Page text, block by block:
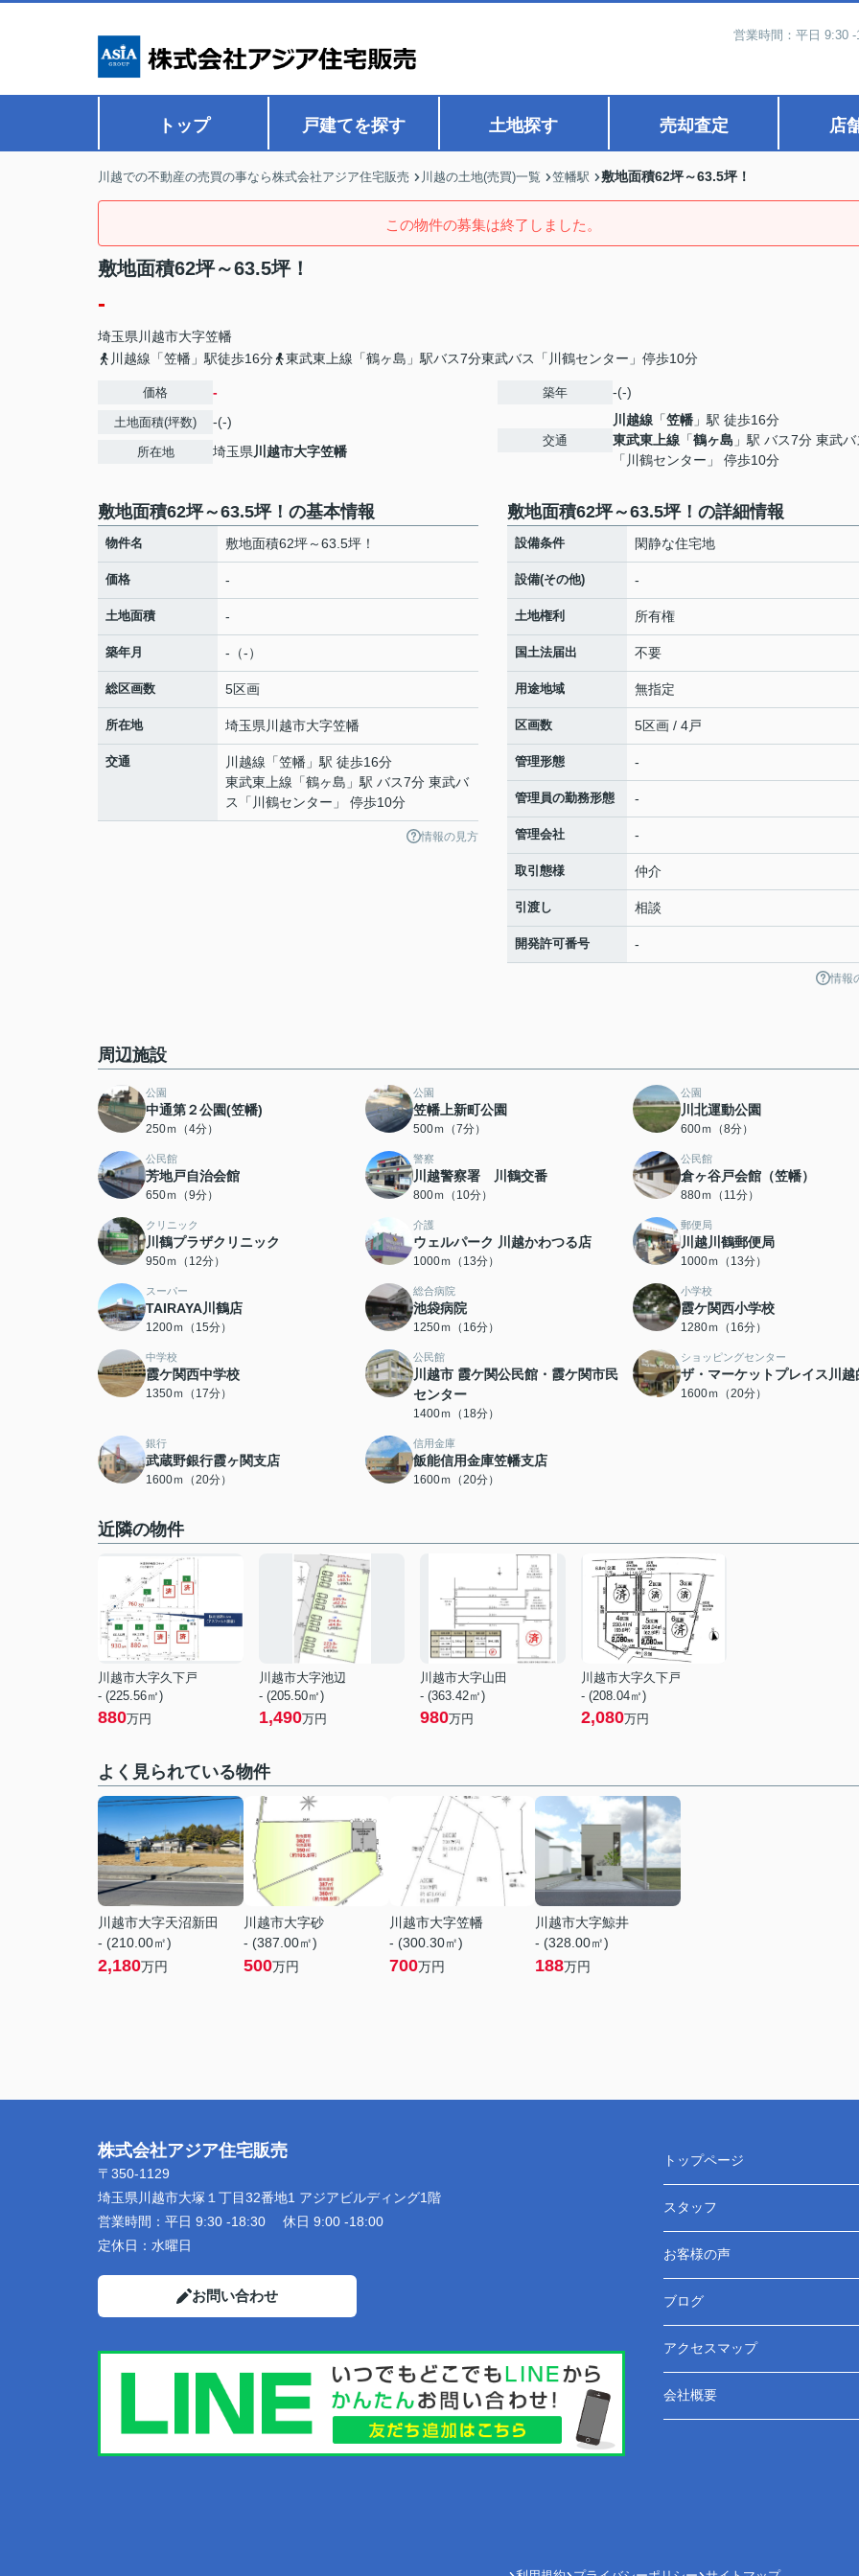
営業時間：平日
トップ 戸建てを探す 土地探す 売却査定 店
川越での不動産の売買の事なら株式会社アジア住宅販売 川越の土地(売買)一覧 笠幡駅 敷地面積62坪～63.5坪！
この物件の募集は終了しました。
敷地面積62坪～63.5坪！
-
埼玉県 川越市大字笠幡
川越線「笠幡」駅徒歩16分
東武東上線「鶴ヶ島」駅バス7分東武バス「川鶴センター」停歩10分
価格 -
土地面積(坪数) -(-)
所在地 埼玉県川越市大字笠幡
築年 -(-)
交通
川越線 「笠幡 」駅 徒歩16分
東武東上線 「鶴ヶ島 」駅 バス7分 東武バ
「川鶴センター」 停歩10分
敷地面積62坪～63.5坪！の基本情報
物件名 敷地面積62坪～63.5坪！
価格 -
土地面積 -
築年月 -（-）
総区画数 5区画
所在地 埼玉県 川越市大字笠幡
交通 川越線 「笠幡 」駅 徒歩16分
東武東上線 「鶴ヶ島 」駅 バス7分 東武バ
ス「川鶴センター」 停歩10分
情報の見方
敷地面積62坪～63.5坪！の詳細情報
設備条件 閑静な住宅地
設備(その他) -
土地権利 所有権
国土法届出 不要
用途地域 無指定
区画数 5区画 / 4戸
管理形態 -
管理員の勤務形態 -
管理会社 -
取引態様 仲介
引渡し 相談
開発許可番号 -
情報
周辺施設
公園
中通第２公園(笠幡)
250ｍ（4分）
公園
笠幡上新町公園
500ｍ（7分）
公園
川北運動公園
600ｍ（8分）
公民館
芳地戸自治会館
650ｍ（9分）
警察
川越警察署 川鶴交番
800ｍ（10分）
公民館
倉ヶ谷戸会館（笠幡）
880ｍ（11分）
クリニック
川鶴プラザクリニック
950ｍ（12分）
介護
ウェルパーク 川越かわつる店
1000ｍ（13分）
郵便局
川越川鶴郵便局
1000ｍ（13分）
スーパー
TAIRAYA川鶴店
1200ｍ（15分）
総合病院
池袋病院
1250ｍ（16分）
小学校
霞ケ関西小学校
1280ｍ（16分）
中学校
霞ケ関西中学校
1350ｍ（17分）
公民館
川越市 霞ケ関公民館・霞ケ関市民
センター
1400ｍ（18分）
ショッピングセンター
ザ・マーケットプレイス川越
1600ｍ（20分）
銀行
武蔵野銀行霞ヶ関支店
1600ｍ（20分）
信用金庫
飯能信用金庫笠幡支店
1600ｍ（20分）
近隣の物件
川越市大字久下戸
- (225.56㎡)
880万円
川越市大字池辺
- (205.50㎡)
1,490万円
川越市大字山田
- (363.42㎡)
980万円
川越市大字久下戸
- (208.04㎡)
2,080万円
よく見られている物件
川越市大字天沼新田
- (210.00㎡)
2,180万円
川越市大字砂
- (387.00㎡)
500万円
川越市大字笠幡
- (300.30㎡)
700万円
川越市大字鯨井
- (328.00㎡)
188万円
株式会社アジア住宅販売
〒350-1129
埼玉県川越市大塚１丁目32番地1 アジアビルディング1階
営業時間： 平日 9:30 -18:30 休日 9:00 -18:00
定休日： 水曜日
お問い合わせ
トップページ
スタッフ
お客様の声
ブログ
アクセスマップ
会社概要